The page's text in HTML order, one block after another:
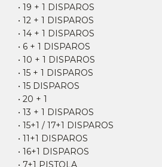
• 19 + 1 DISPAROS
• 12 + 1 DISPAROS
• 14 + 1 DISPAROS
• 6 + 1 DISPAROS
• 10 + 1 DISPAROS
• 15 + 1 DISPAROS
• 15 DISPAROS
• 20 + 1
• 13 + 1 DISPAROS
• 15+1 / 17+1 DISPAROS
• 11+1 DISPAROS
• 16+1 DISPAROS
• 7+1 PISTOLA